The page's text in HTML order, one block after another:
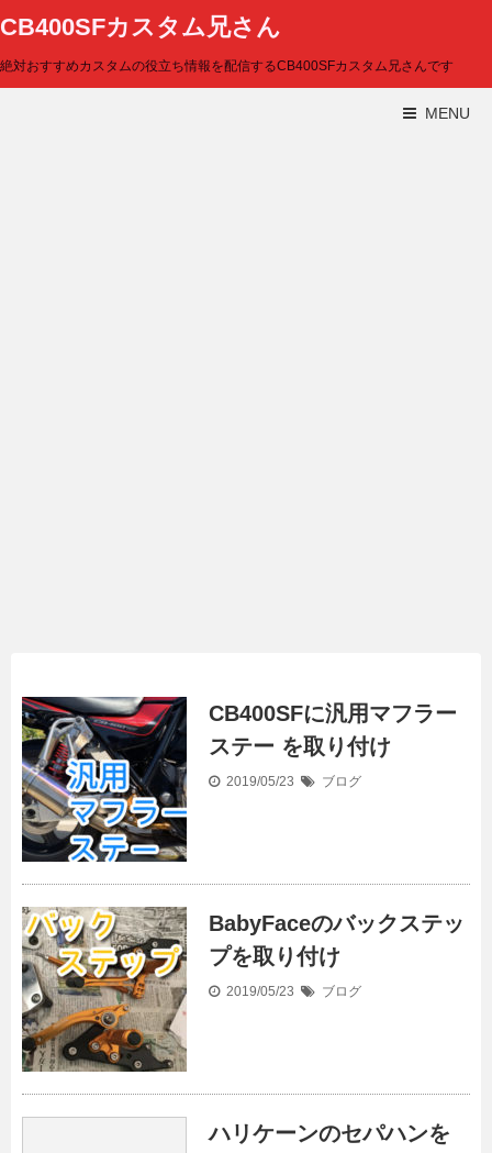
CB400SFカスタム兄さん
絶対おすすめカスタムの役立ち情報を配信するCB400SFカスタム兄さんです
MENU
CB400SFに汎用マフラー
ステー を取り付け
2019/05/23 ブログ
BabyFaceのバックステッ
プを取り付け
2019/05/23 ブログ
ハリケーンのセパハンを